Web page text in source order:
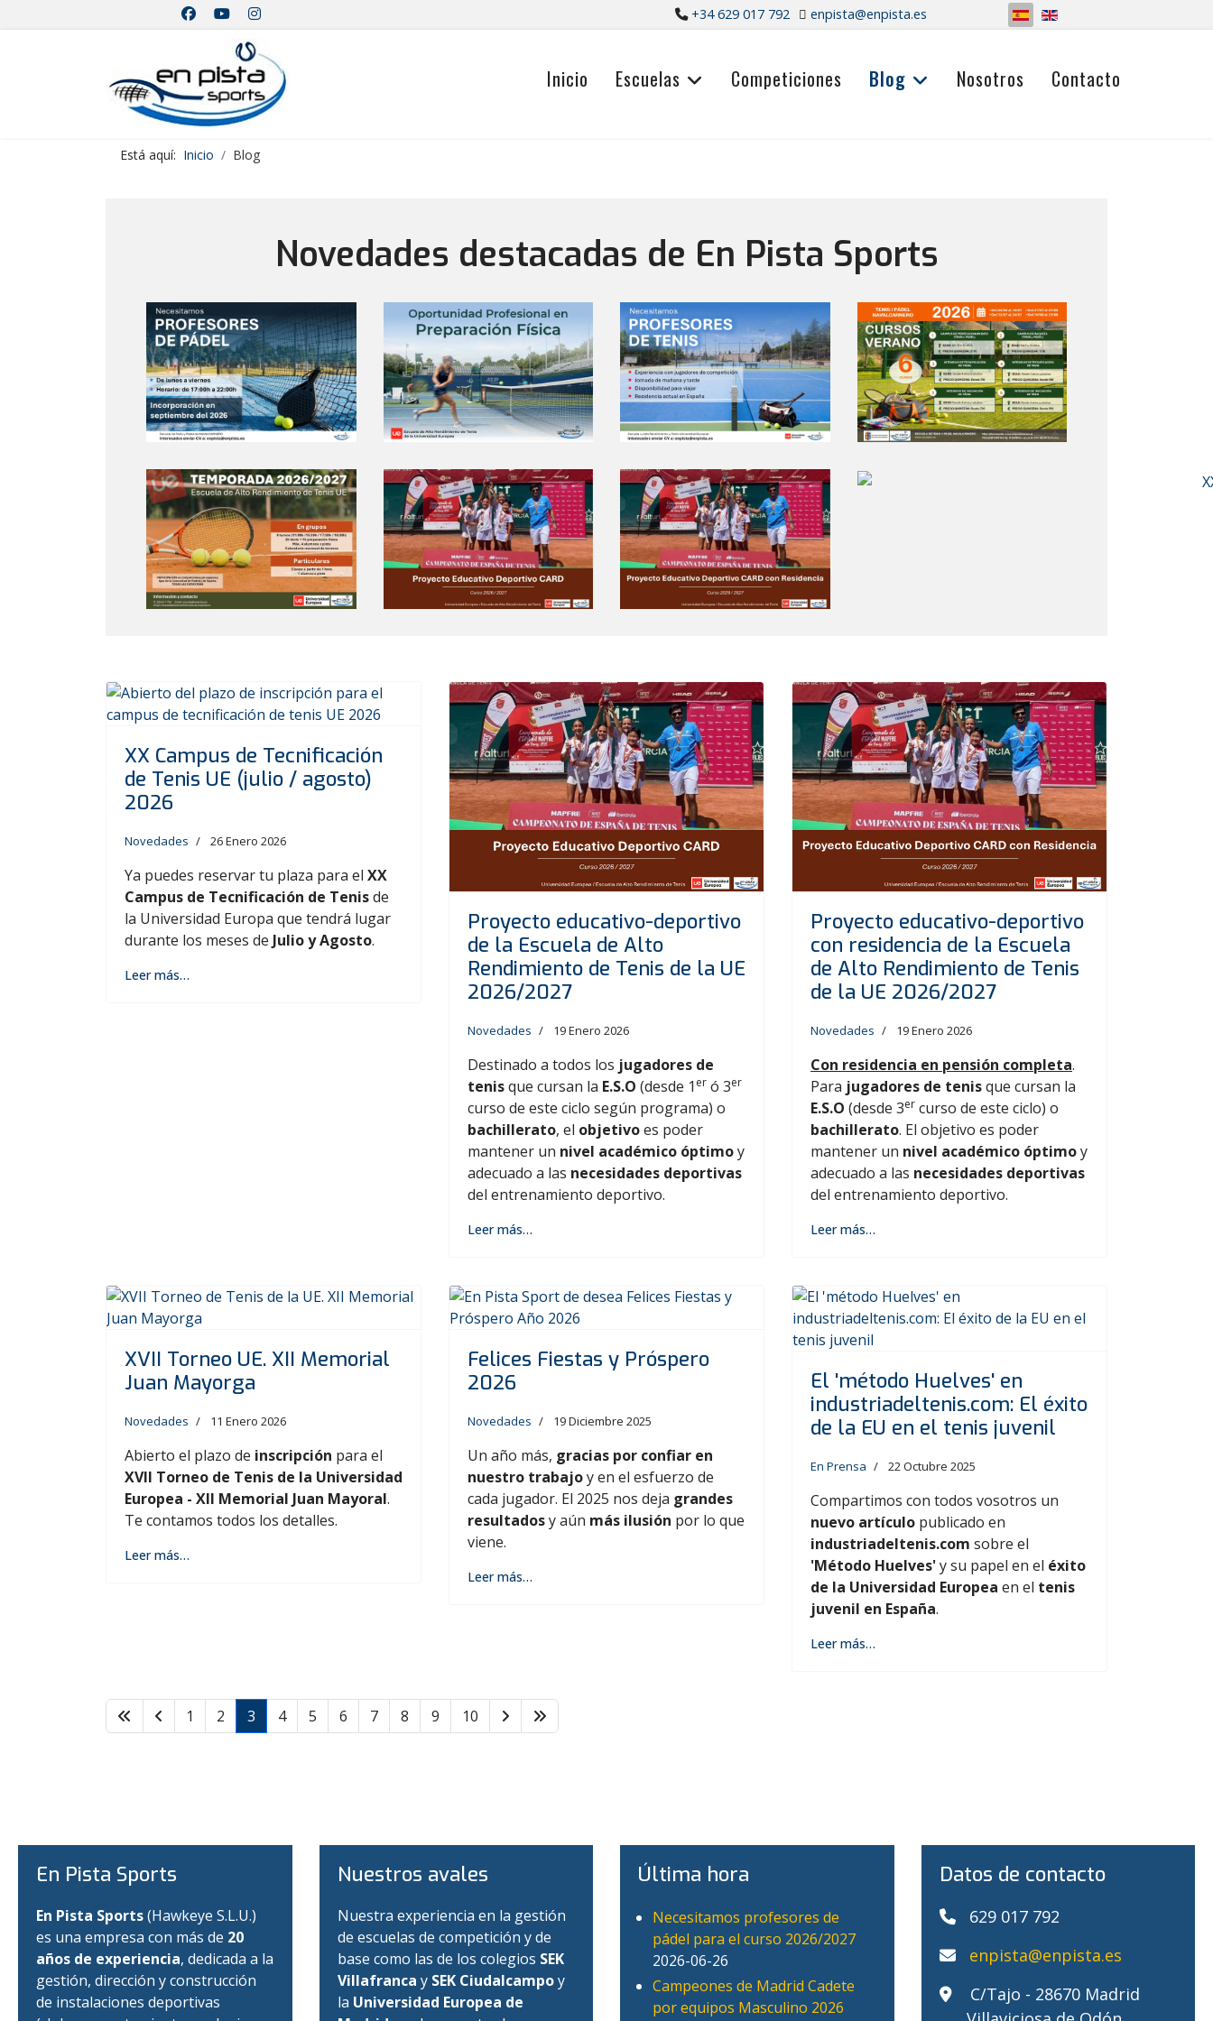
+34 629 017 792 enpista@enpista.es Seleccione su idioma
Inicio Escuelas Competiciones Blog Nosotros Contacto
Está aquí: Inicio Blog
Novedades destacadas de En Pista Sports
XX Campus de Tecnificación
de Tenis UE (julio / agosto)
2026
Novedades 26 Enero 2026
Ya puedes reservar tu plaza para el XX
Campus de Tecnificación de Tenisde
la Universidad Europa que tendrá lugar
durante los meses de Julio y Agosto.
Leer más…
Proyecto educativo-deportivo
de la Escuela de Alto
Rendimiento de Tenis de la UE
2026/2027
Novedades 19 Enero 2026
Destinado a todos los jugadores de
tenisque cursan la E.S.O (desde 1 er ó 3er
curso de este ciclo según programa) o
bachillerato, el objetivoes poder
mantener un nivel académico óptimoy
adecuado a las necesidades deportivas
del entrenamiento deportivo.
Leer más…
Proyecto educativo-deportivo
con residencia de la Escuela
de Alto Rendimiento de Tenis
de la UE 2026/2027
Novedades 19 Enero 2026
Con residencia en pensión completa.
Para jugadores de tenisque cursan la
E.S.O (desde 3er curso de este ciclo) o
bachillerato. El objetivo es poder
mantener un nivel académico óptimoy
adecuado a las necesidades deportivas
del entrenamiento deportivo.
Leer más…
XVII Torneo UE. XII Memorial
Juan Mayorga
Novedades 11 Enero 2026
Abierto el plazo de inscripción para el
XVII Torneo de Tenis de la Universidad
Europea - XII Memorial Juan Mayoral.
Te contamos todos los detalles.
Leer más…
Felices Fiestas y Próspero
2026
Novedades 19 Diciembre 2025
Un año más, gracias por confiar en
nuestro trabajoy en el esfuerzo de
cada jugador. El 2025 nos deja grandes
resultadosy aún más ilusión por lo que
viene.
Leer más…
El 'método Huelves' en
industriadeltenis.com: El éxito
de la EU en el tenis juvenil
En Prensa 22 Octubre 2025
Compartimos con todos vosotros un
nuevo artículo publicado en
industriadeltenis.com sobre el
'Método Huelves'y su papel en el éxito
de la Universidad Europea en el tenis
juvenil en España.
Leer más…
1 2 3 4 5 6 7 8 9 10
En Pista Sports
En Pista Sports(Hawkeye S.L.U.)
es una empresa con más de 20
años de experiencia, dedicada a la
gestión, dirección y construcción
de instalaciones deportivas
Nuestros avales
Nuestra experiencia en la gestión
de escuelas de competición y de
base como las de los colegios SEK
Villafranca y SEK Ciudalcampoy
la Universidad Europea de
Última hora
Necesitamos profesores de
pádel para el curso 2026/2027
2026-06-26
Campeones de Madrid Cadete
por equipos Masculino 2026
Datos de contacto
629 017 792
enpista@enpista.es
C/Tajo - 28670 Madrid